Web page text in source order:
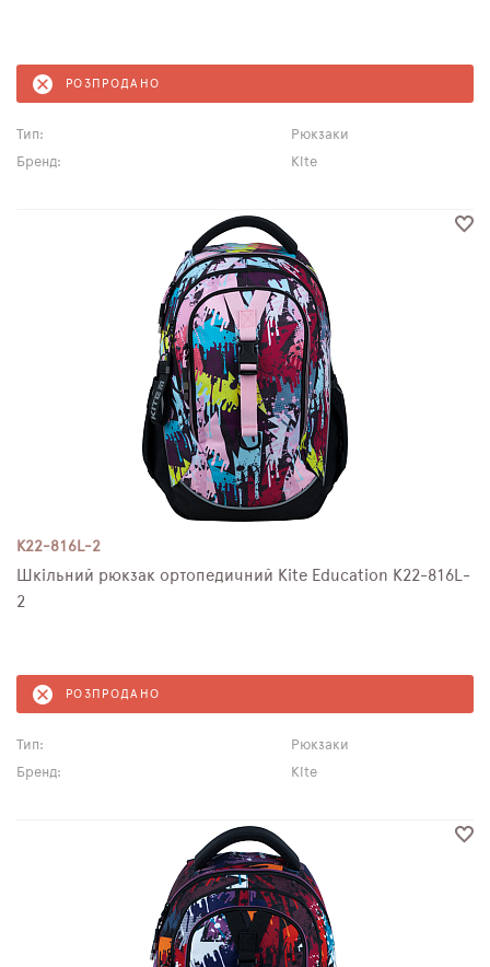
РОЗПРОДАНО
Тип:
Рюкзаки
Бренд:
Kite
K22-816L-2
Шкільний рюкзак ортопедичний Kite Education K22-816L-
2
РОЗПРОДАНО
Тип:
Рюкзаки
Бренд:
Kite